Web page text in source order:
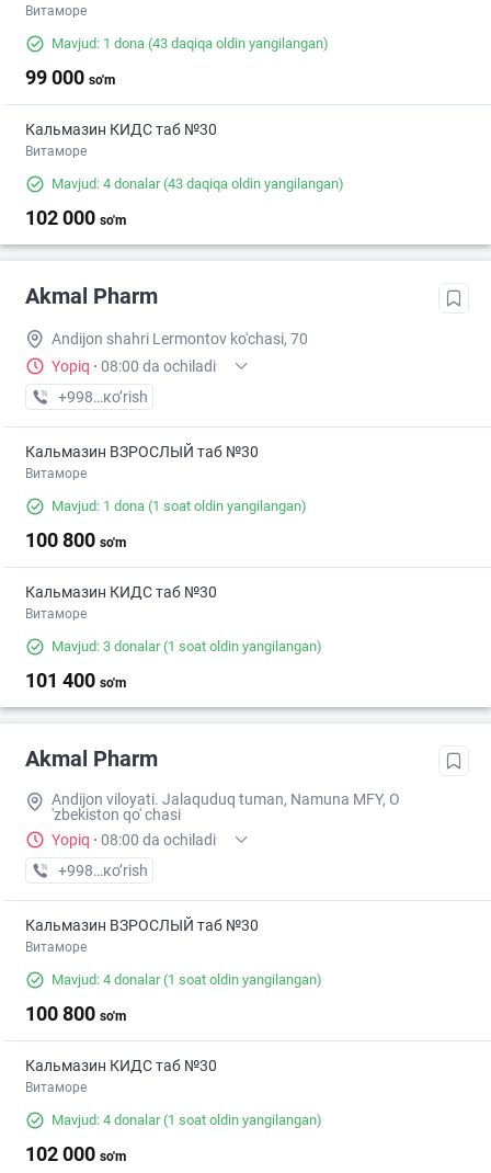
Витаморе
Mavjud: 1 dona (43 daqiqa oldin yangilangan)
99 000 so'm
Кальмазин КИДС таб №30
Витаморе
Mavjud: 4 donalar(43 daqiqa oldin yangilangan)
102 000 so'm
Akmal Pharm
Andijon shahri Lermontov ko'chasi, 70
Yopiq · 08:00 da ochiladi
+998 (90) XXX-XX-XX
кo’rish
Кальмазин ВЗРОСЛЫЙ таб №30
Витаморе
Mavjud: 1 dona (1 soat oldin yangilangan)
100 800 so'm
Кальмазин КИДС таб №30
Витаморе
Mavjud: 3 donalar(1 soat oldin yangilangan)
101 400 so'm
Akmal Pharm
Andijon viloyati. Jalaquduq tuman, Namuna MFY, O
'zbekiston qo' chasi
Yopiq · 08:00 da ochiladi
+998 (90) XXX-XX-XX
кo’rish
Кальмазин ВЗРОСЛЫЙ таб №30
Витаморе
Mavjud: 4 donalar(1 soat oldin yangilangan)
100 800 so'm
Кальмазин КИДС таб №30
Витаморе
Mavjud: 4 donalar(1 soat oldin yangilangan)
102 000 so'm